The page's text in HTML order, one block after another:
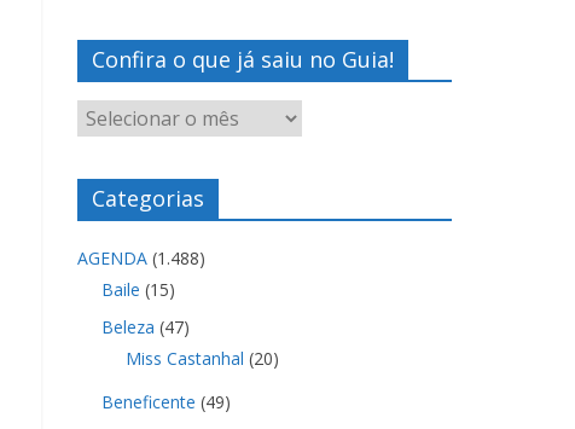
Confira o que já saiu no Guia!
Categorias
AGENDA (1.488)
Baile (15)
Beleza (47)
Miss Castanhal (20)
Beneficente (49)